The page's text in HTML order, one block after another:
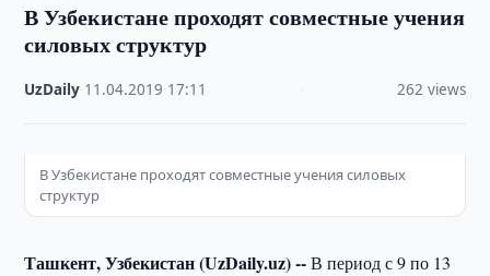
В Узбекистане проходят совместные учения
силовых структур
UzDaily 11.04.2019 17:11 262 views
В Узбекистане проходят совместные учения силовых
структур
Ташкент, Узбекистан (UzDaily.uz) --В период с 9 по 13